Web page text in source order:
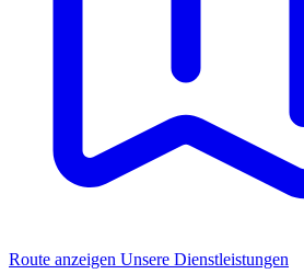
Route anzeigen Unsere Dienstleistungen